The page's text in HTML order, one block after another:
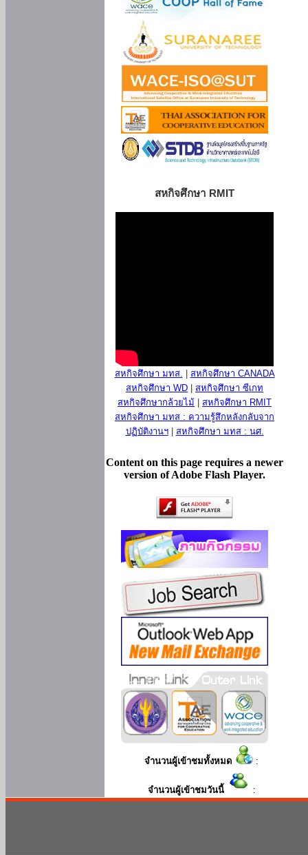
สหกิจศึกษา RMIT
สหกิจศึกษา มทส.
สหกิจศึกษา CANADA
สหกิจศึกษา WD
สหกิจศึกษา ซีเกท
สหกิจศึกษากล้วยไม้
สหกิจศึกษา RMIT
สหกิจศึกษา มทส : ความรู้สึกหลังกลับจาก
ปฏิบัติงานฯ| สหกิจศึกษา มทส : นศ.
Content on this page requires a newer
version of Adobe Flash Player.
จำนวนผู้เข้าชมทั้งหมด :
จำนวนผู้เข้าชมวันนี้ :